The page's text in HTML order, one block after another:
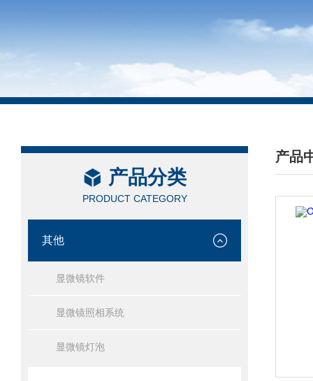
产品分类
PRODUCT CATEGORY
其他
显微镜软件
显微镜照相系统
显微镜灯泡
产品
/